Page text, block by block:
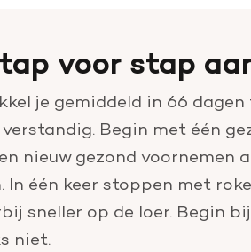
voor stap
je gemiddeld in 66
Begin met één
nieuw gezond
één keer stoppen met
sneller op de loer. Begin
niet.